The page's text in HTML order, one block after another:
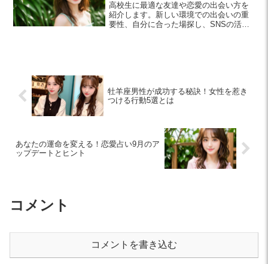
高校生に最適な友達や恋愛の出会い方を
紹介します。新しい環境での出会いの重
要性、自分に合った場探し、SNSの活用
牡羊座男性が成功する秘訣！女性を惹き
つける行動5選とは
あなたの運命を変える！恋愛占い9月のア
ップデートとヒント
コメント
コメントを書き込む